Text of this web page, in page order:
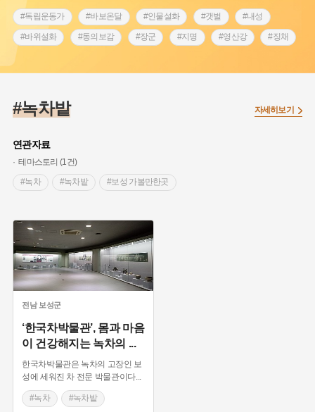
#독립운동가 #바보온달 #인물설화 #갯벌 #내성
#바위설화 #동의보감 #장군 #지명 #영산강 #징채
#인천 #외성 #낙성대
#황해도
#조선역사
#왕건 #전라남도 지명유래 #목민관
#여성독립운동가 #조선시대 문신
#김마리아 #여성 독립운동가
#문화유산 #노원구 #마을
#경기도설화 #강서구 #공예품
#지명유래
#용인의 전설 #끈기 #산성
#의병활동 #영산포
#남자현
#녹차밭
연관자료
테마스토리 (1건)
#녹차
#녹차밭 #보성 가볼만한곳
자세히보기
전남 보성군
‘한국차박물관’, 몸과 마음
이 건강해지는 녹차의 ...
한국차박물관은 녹차의 고장인 보
성에 세워진 차 전문 박물관이다...
#녹차 #녹차밭